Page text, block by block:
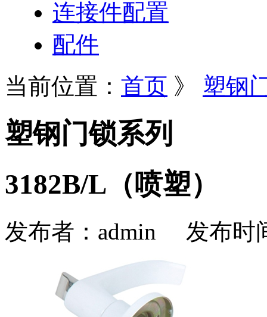
连接件配置
配件
当前位置： 首页 》 塑钢
塑钢门锁系列
3182B/L（喷塑）
发布者： admin 发布时